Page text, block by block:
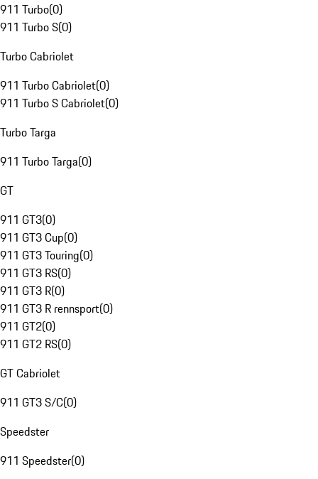
911 Turbo(0)
911 Turbo S(0)
Turbo Cabriolet
911 Turbo Cabriolet(0)
911 Turbo S Cabriolet(0)
Turbo Targa
911 Turbo Targa(0)
GT
911 GT3(0)
911 GT3 Cup(0)
911 GT3 Touring(0)
911 GT3 RS(0)
911 GT3 R(0)
911 GT3 R rennsport(0)
911 GT2(0)
911 GT2 RS(0)
GT Cabriolet
911 GT3 S/C(0)
Speedster
911 Speedster(0)